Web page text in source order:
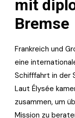
mit
Bremse
Frankreich und
eine
Schifffahrt in der
Laut Élysée
zusammen, um
Mission zu